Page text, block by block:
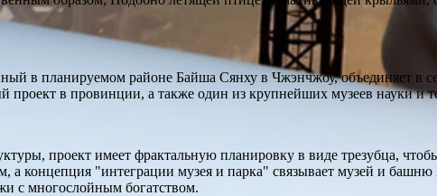
в планируемом районе Байша Сянху в Чжэнчжоу, объединяет в
в провинции, а также один из крупнейших музеев науки и
проект имеет фрактальную планировку в виде трезубца,
а концепция "интеграции музея и парка" связывает музей и
с многослойным богатством.